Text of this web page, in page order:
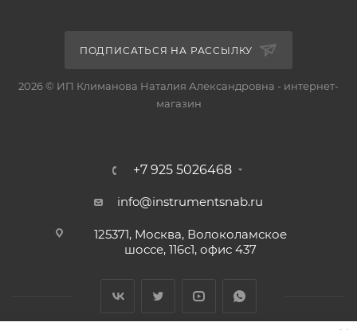
ПОДПИСАТЬСЯ НА РАССЫЛКУ
2026 © ИП Климанова Наталия Александровна - интернет-
магазин
+7 925 5026468
info@instrumentsnab.ru
125371, Москва, Волоколамское
шоссе, 116с1, офис 437